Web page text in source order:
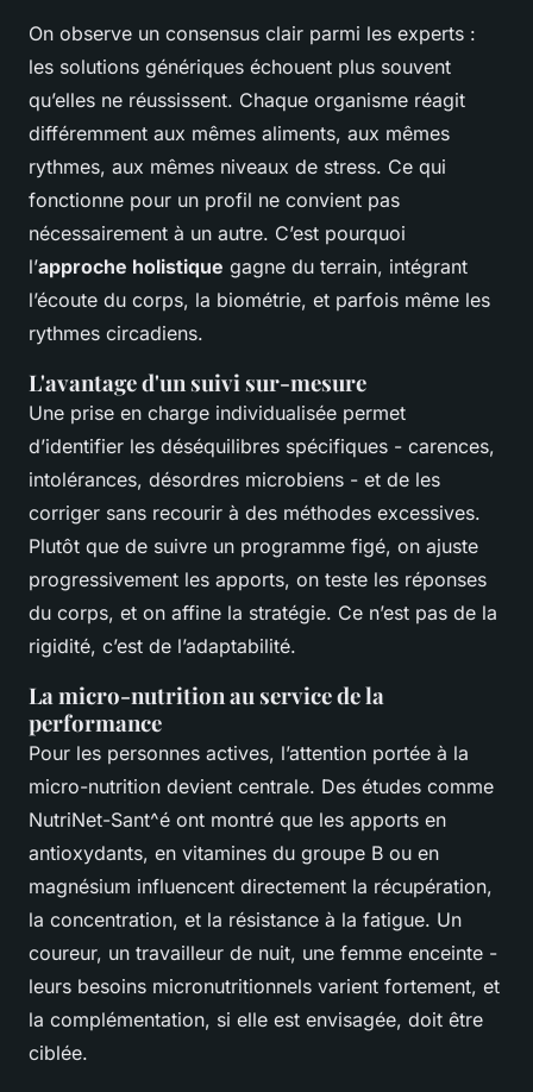
On observe un consensus clair parmi les experts :
les solutions génériques échouent plus souvent
qu’elles ne réussissent. Chaque organisme réagit
différemment aux mêmes aliments, aux mêmes
rythmes, aux mêmes niveaux de stress. Ce qui
fonctionne pour un profil ne convient pas
nécessairement à un autre. C’est pourquoi
l’approche holistique gagne du terrain, intégrant
l’écoute du corps, la biométrie, et parfois même les
rythmes circadiens.
L'avantage d'un suivi sur-mesure
Une prise en charge individualisée permet
d’identifier les déséquilibres spécifiques - carences,
intolérances, désordres microbiens - et de les
corriger sans recourir à des méthodes excessives.
Plutôt que de suivre un programme figé, on ajuste
progressivement les apports, on teste les réponses
du corps, et on affine la stratégie. Ce n’est pas de la
rigidité, c’est de l’adaptabilité.
La micro-nutrition au service de la
performance
Pour les personnes actives, l’attention portée à la
micro-nutrition devient centrale. Des études comme
NutriNet-Sant^é ont montré que les apports en
antioxydants, en vitamines du groupe B ou en
magnésium influencent directement la récupération,
la concentration, et la résistance à la fatigue. Un
coureur, un travailleur de nuit, une femme enceinte -
leurs besoins micronutritionnels varient fortement, et
la complémentation, si elle est envisagée, doit être
ciblée.